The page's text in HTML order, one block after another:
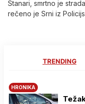
Stanari, smrtno je
rečeno je Srni iz
TRENDING
HRONIKA